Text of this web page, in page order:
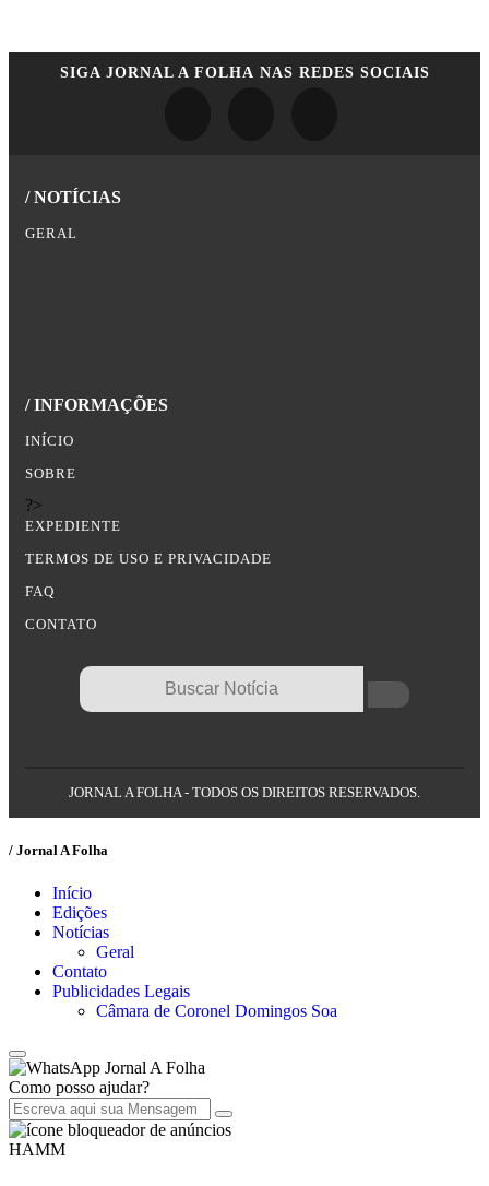
SIGA JORNAL A FOLHA NAS REDES SOCIAIS
/ NOTÍCIAS
GERAL
/ INFORMAÇÕES
INÍCIO
SOBRE
?>
EXPEDIENTE
TERMOS DE USO E PRIVACIDADE
FAQ
CONTATO
JORNAL A FOLHA - TODOS OS DIREITOS RESERVADOS.
/ Jornal A Folha
Início
Edições
Notícias
Geral
Contato
Publicidades Legais
Câmara de Coronel Domingos Soa
Jornal A Folha
Como posso ajudar?
HAMM